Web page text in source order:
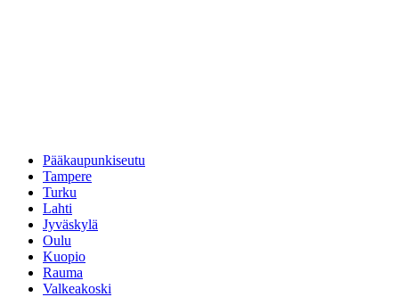
Pääkaupunkiseutu
Tampere
Turku
Lahti
Jyväskylä
Oulu
Kuopio
Rauma
Valkeakoski